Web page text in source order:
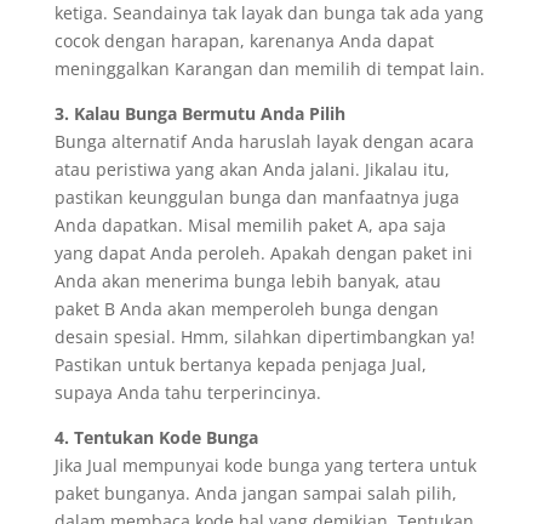
ketiga. Seandainya tak layak dan bunga tak ada yang
cocok dengan harapan, karenanya Anda dapat
meninggalkan Karangan dan memilih di tempat lain.
3. Kalau Bunga Bermutu Anda Pilih
Bunga alternatif Anda haruslah layak dengan acara
atau peristiwa yang akan Anda jalani. Jikalau itu,
pastikan keunggulan bunga dan manfaatnya juga
Anda dapatkan. Misal memilih paket A, apa saja
yang dapat Anda peroleh. Apakah dengan paket ini
Anda akan menerima bunga lebih banyak, atau
paket B Anda akan memperoleh bunga dengan
desain spesial. Hmm, silahkan dipertimbangkan ya!
Pastikan untuk bertanya kepada penjaga Jual,
supaya Anda tahu terperincinya.
4. Tentukan Kode Bunga
Jika Jual mempunyai kode bunga yang tertera untuk
paket bunganya. Anda jangan sampai salah pilih,